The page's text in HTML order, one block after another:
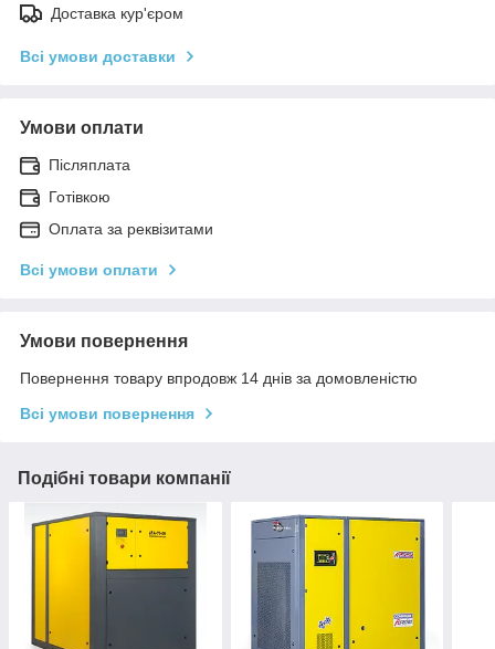
Доставка кур'єром
Всі умови доставки
Умови оплати
Післяплата
Готівкою
Оплата за реквізитами
Всі умови оплати
Умови повернення
Повернення товару впродовж 14 днів за домовленістю
Всі умови повернення
Подібні товари компанії